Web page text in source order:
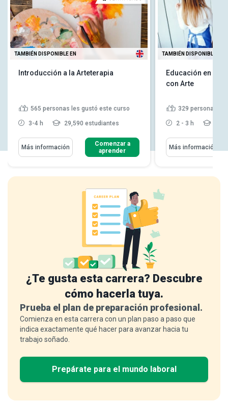
TAMBIÉN DISPONIBLE EN
Introducción a la Arteterapia
565 personas les gustó este curso
3-4 h 29,590 estudiantes
Más información
Comenzar a
aprender
TAMBIÉN DISPONIBLE EN
Educación en la
con Arte
329 personas
2 - 3 h
Más información
¿Te gusta esta carrera? Descubre
cómo hacerla tuya.
Prueba el plan de preparación profesional.
Comienza en esta carrera con un plan paso a paso que
indica exactamente qué hacer para avanzar hacia tu
trabajo soñado.
Prepárate para el mundo laboral